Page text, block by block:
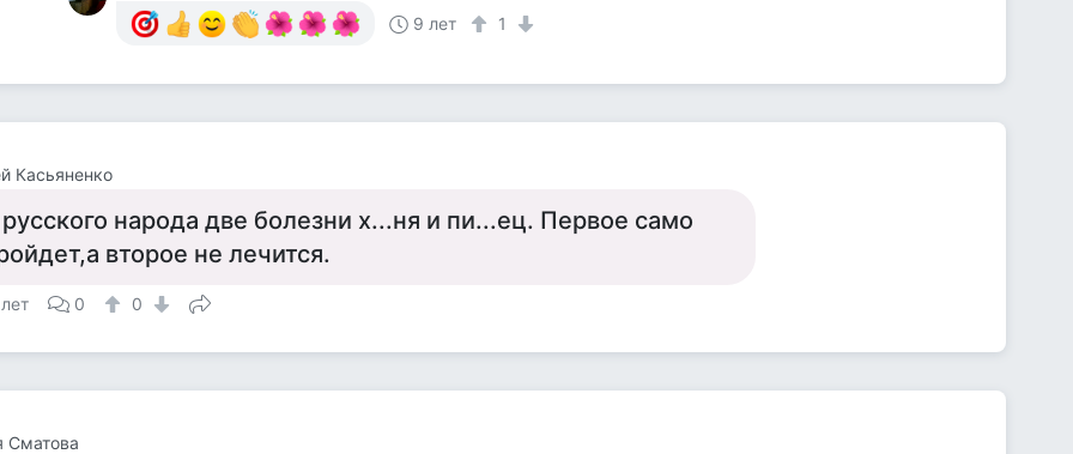
9 лет
1
Касьяненко
народа две болезни х...ня и пи...ец. Первое само
второе не лечится.
0 0
Сматова